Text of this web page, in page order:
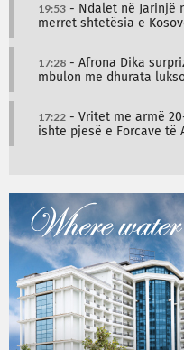
19:53 - Ndalet në Jarinjë
merret shtetësia e
17:28 - Afrona Dika
mbulon me dhurata
17:22 - Vritet me armë
ishte pjesë e Forcave të